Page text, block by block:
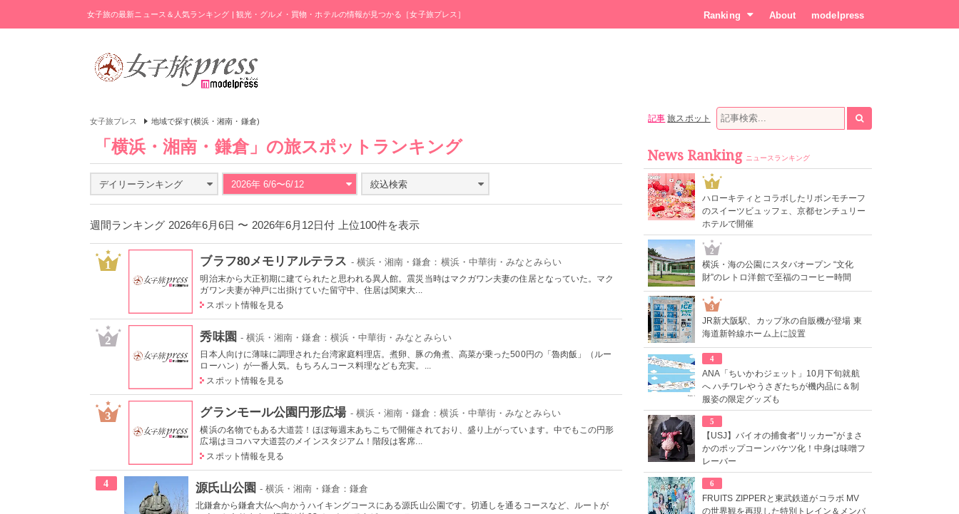
女子旅の最新ニュース＆人気ランキング | 観光・グルメ・買物・ホテルの情報が見つかる［女子旅プレス］ Ranking About modelpress
女子旅プレス 地域で探す(横浜・湘南・鎌倉)
「横浜・湘南・鎌倉」の旅スポットランキング
デイリーランキング 2026年 6/6〜6/12 絞込検索
週間ランキング 2026年6月6日 〜 2026年6月12日付 上位100件を表示
1 ブラフ80メモリアルテラス - 横浜・湘南・鎌倉：横浜・中華街・みなとみらい
明治末から大正初期に建てられたと思われる異人館。震災当時はマクガワン夫妻の住居となっていた。マク
ガワン夫妻が神戸に出掛けていた留守中、住居は関東大...
スポット情報を見る
2 秀味園 - 横浜・湘南・鎌倉：横浜・中華街・みなとみらい
日本人向けに薄味に調理された台湾家庭料理店。煮卵、豚の角煮、高菜が乗った500円の「魯肉飯」（ルー
ローハン）が一番人気。もちろんコース料理なども充実。...
スポット情報を見る
3 グランモール公園円形広場 - 横浜・湘南・鎌倉：横浜・中華街・みなとみらい
横浜の名物でもある大道芸！ほぼ毎週末あちこちで開催されており、盛り上がっています。中でもこの円形
広場はヨコハマ大道芸のメインスタジアム！階段は客席...
スポット情報を見る
4 源氏山公園 - 横浜・湘南・鎌倉：鎌倉
北鎌倉から鎌倉大仏へ向かうハイキングコースにある源氏山公園です。切通しを通るコースなど、ルートが
記事 旅スポット
News Ranking ニュースランキング
1
ハローキティとコラボしたリボンモチーフ
のスイーツビュッフェ、京都センチュリー
ホテルで開催
2
横浜・海の公園にスタバオープン “文化
財”のレトロ洋館で至福のコーヒー時間
3
JR新大阪駅、カップ氷の自販機が登場 東
海道新幹線ホーム上に設置
4
ANA「ちいかわジェット」10月下旬就航
へ ハチワレやうさぎたちが機内品に＆制
服姿の限定グッズも
5
【USJ】バイオの捕食者“リッカー”がまさ
かのポップコーンバケツ化！中身は味噌フ
レーバー
6
FRUITS ZIPPERと東武鉄道がコラボ MV
の世界観を再現した特別トレイン＆メンバ